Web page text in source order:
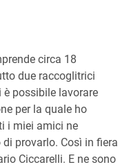
circa 18
due raccoglitrici
possibile lavorare
per la quale ho
i miei amici ne
provarlo. Così in fiera
Ciccarelli. E ne sono